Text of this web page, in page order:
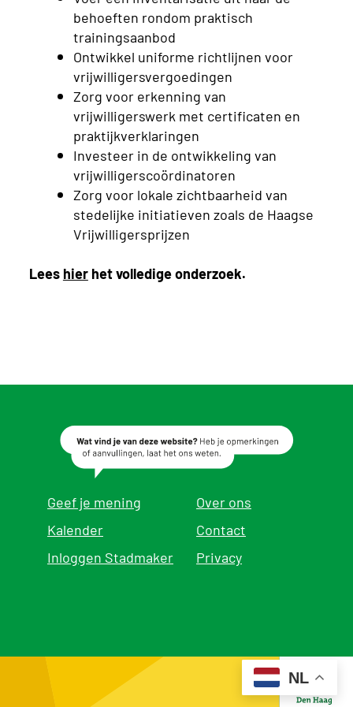
behoeften rondom praktisch
trainingsaanbod
Ontwikkel uniforme richtlijnen voor
vrijwilligersvergoedingen
Zorg voor erkenning van
vrijwilligerswerk met certificaten en
praktijkverklaringen
Investeer in de ontwikkeling van
vrijwilligerscoördinatoren
Zorg voor lokale zichtbaarheid van
stedelijke initiatieven zoals de Haagse
Vrijwilligersprijzen
Lees hierhet volledige onderzoek.
Geef je mening
Kalender
Inloggen Stadmaker
Over ons
Contact
Privacy
NL